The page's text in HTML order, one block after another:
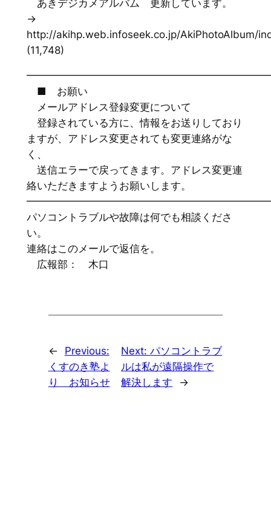
あきデジカメアルバム 更新しています。
→
http://akihp.web.infoseek.co.jp/AkiPhotoAlbum/
(11,748)
■ お願い
メールアドレス登録変更について
登録されている方に、情報をお送りしており
ますが、アドレス変更されても変更連絡がな
く、
送信エラーで戻ってきます。アドレス変更連
絡いただきますようお願いします。
パソコントラブルや故障は何でも相談くださ
い。
連絡はこのメールで返信を。
広報部： 木口
←
Previous:
くすのき塾よ
り お知らせ
Next:パソコントラブ
ルは私が遠隔操作で
解決します
→